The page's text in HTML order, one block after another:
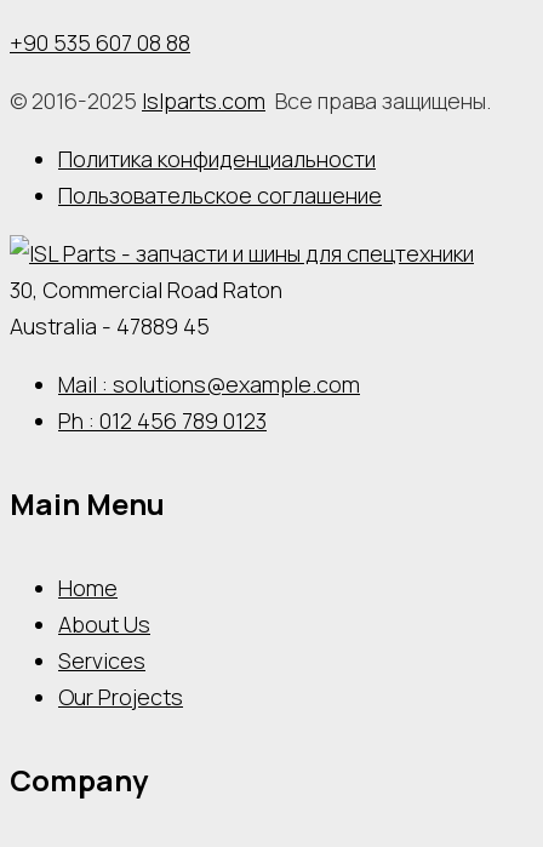
+90 535 607 08 88
© 2016-2025 Islparts.com Все права защищены.
Политика конфиденциальности
Пользовательское соглашение
30, Commercial Road Raton
Australia - 47889 45
Mail : solutions@example.com
Ph : 012 456 789 0123
Main Menu
Home
About Us
Services
Our Projects
Company